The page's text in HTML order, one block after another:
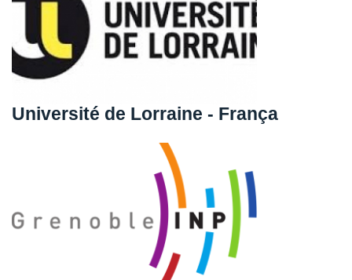
Université de Lorraine - França